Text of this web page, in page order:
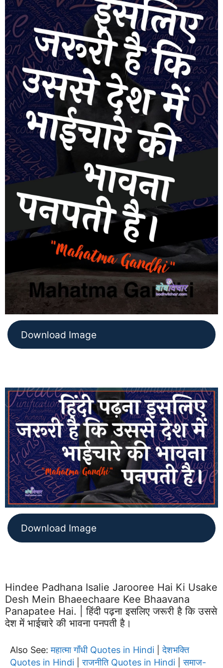
Download Image
Download Image
Hindee Padhana Isalie Jarooree Hai Ki Usake
Desh Mein Bhaeechaare Kee Bhaavana
Panapatee Hai. | हिंदी पढ़ना इसलिए जरूरी है कि उससे
देश में भाईचारे की भावना पनपती है।
Also See:महात्मा गाँधी Quotes in Hindi |देशभक्ति
Quotes in Hindi |राजनीति Quotes in Hindi |समाज-